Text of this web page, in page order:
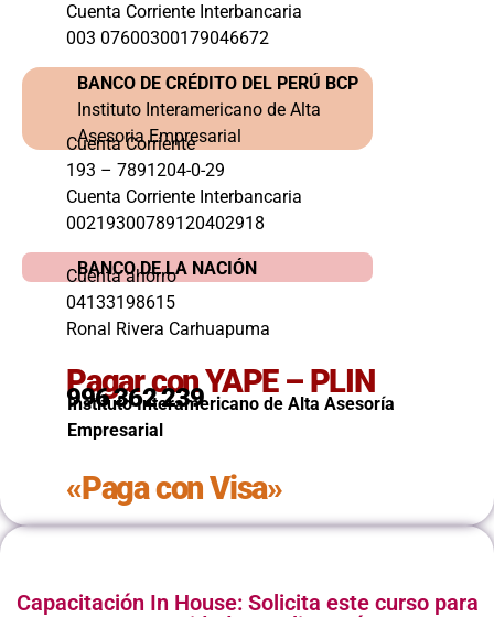
Cuenta Corriente Interbancaria
003 07600300179046672
BANCO DE CRÉDITO DEL PERÚ BCP
Instituto Interamericano de Alta
Asesoria Empresarial
Cuenta Corriente
193 – 7891204-0-29
Cuenta Corriente Interbancaria
00219300789120402918
BANCO DE LA NACIÓN
Cuenta ahorro
04133198615
Ronal Rivera Carhuapuma
Pagar con YAPE – PLIN
996 362 239
Instituto Interamericano de Alta Asesoría
Empresarial
«Paga con Visa»
Capacitación In House: Solicita este curso para